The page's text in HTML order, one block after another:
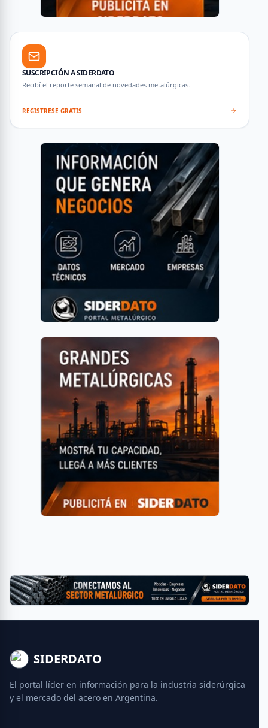
SUSCRIPCIÓN A SIDERDATO
Recibí el reporte semanal de novedades metalúrgicas.
REGISTRESE GRATIS
SIDERDATO
El portal líder en información para la industria siderúrgica
y el mercado del acero en Argentina.